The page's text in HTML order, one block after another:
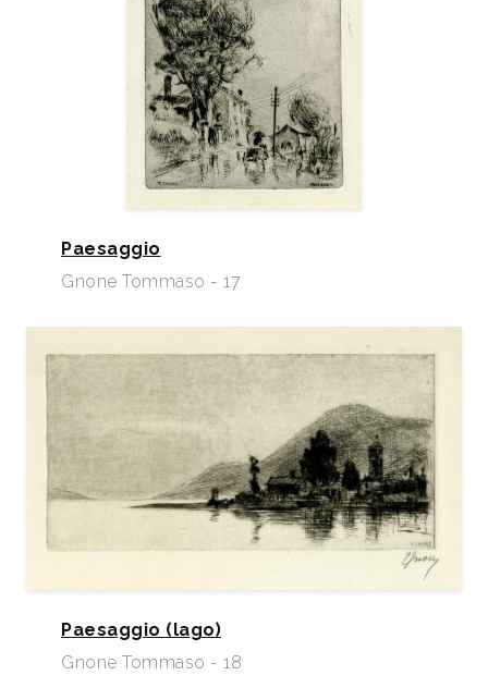
Paesaggio
Gnone Tommaso - 17
Paesaggio (lago)
Gnone Tommaso - 18